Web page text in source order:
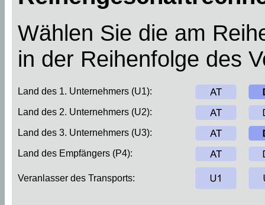
Wählen Sie die am
in der Reihenfolge des
Land des 1. Unternehmers (U1):
Land des 2. Unternehmers (U2):
Land des 3. Unternehmers (U3):
Land des Empfängers (P4):
Veranlasser des Transports: